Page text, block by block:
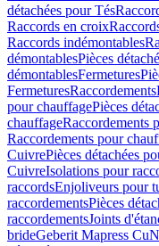
détachées pour Tés
Raccords en croix
Raccords indémontables
démontablesPièces
démontablesFermetures
FermeturesRaccordements
pour chauffagePièces
chauffageRaccordements
Raccordements pour
CuivrePièces détachées
CuivreIsolations pour
raccordsEnjoliveurs pour
raccordementsPièces
raccordementsJoints
brideGeberit Mapress